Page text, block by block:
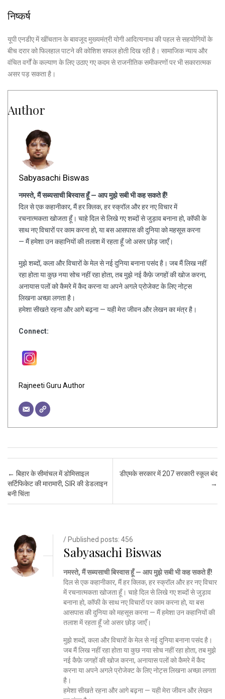
निष्कर्ष
यूपी एनडीए में खींचतान के बावजूद मुख्यमंत्री योगी आदित्यनाथ की पहल से सहयोगियों के
बीच दरार को फिलहाल पाटने की कोशिश सफल होती दिख रही है। सामाजिक न्याय और
वंचित वर्गों के कल्याण के लिए उठाए गए कदम से राजनीतिक समीकरणों पर भी सकारात्मक
असर पड़ सकता है।
Author
Sabyasachi Biswas
नमस्ते, मैं सब्यसाची बिस्वास हूँ — आप मुझे सबी भी कह सकते हैं!
दिल से एक कहानीकार, मैं हर क्लिक, हर स्क्रॉल और हर नए विचार में
रचनात्मकता खोजता हूँ। चाहे दिल से लिखे गए शब्दों से जुड़ाव बनाना हो, कॉफी के
साथ नए विचारों पर काम करना हो, या बस आसपास की दुनिया को महसूस करना
— मैं हमेशा उन कहानियों की तलाश में रहता हूँ जो असर छोड़ जाएँ।
मुझे शब्दों, कला और विचारों के मेल से नई दुनिया बनाना पसंद है। जब मैं लिख नहीं
रहा होता या कुछ नया सोच नहीं रहा होता, तब मुझे नई कैफ़े जगहों की खोज करना,
अनायास पलों को कैमरे में कैद करना या अपने अगले प्रोजेक्ट के लिए नोट्स
लिखना अच्छा लगता है।
हमेशा सीखते रहना और आगे बढ़ना — यही मेरा जीवन और लेखन का मंत्र है।
Connect:
Rajneeti Guru Author
Post navigation
← बिहार के सीमांचल में डोमिसाइल
सर्टिफिकेट की मारामारी, SIR की डेडलाइन
बनी चिंता
डीएमके सरकार में 207 सरकारी स्कूल बंद
→
/ Published posts: 456
Sabyasachi Biswas
नमस्ते, मैं सब्यसाची बिस्वास हूँ — आप मुझे सबी भी कह सकते हैं!
दिल से एक कहानीकार, मैं हर क्लिक, हर स्क्रॉल और हर नए विचार
में रचनात्मकता खोजता हूँ। चाहे दिल से लिखे गए शब्दों से जुड़ाव
बनाना हो, कॉफी के साथ नए विचारों पर काम करना हो, या बस
आसपास की दुनिया को महसूस करना — मैं हमेशा उन कहानियों की
तलाश में रहता हूँ जो असर छोड़ जाएँ।
मुझे शब्दों, कला और विचारों के मेल से नई दुनिया बनाना पसंद है।
जब मैं लिख नहीं रहा होता या कुछ नया सोच नहीं रहा होता, तब मुझे
नई कैफ़े जगहों की खोज करना, अनायास पलों को कैमरे में कैद
करना या अपने अगले प्रोजेक्ट के लिए नोट्स लिखना अच्छा लगता
है।
हमेशा सीखते रहना और आगे बढ़ना — यही मेरा जीवन और लेखन